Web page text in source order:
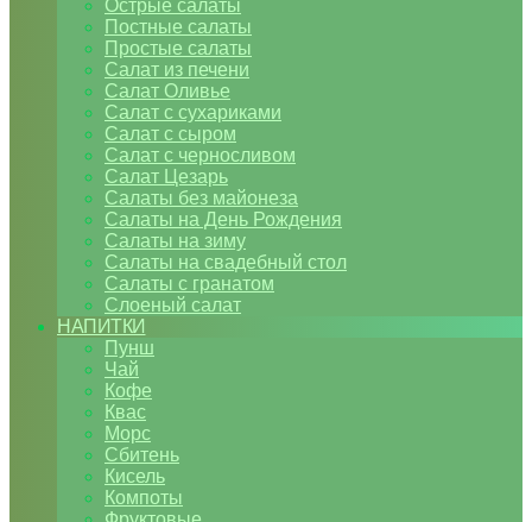
Острые салаты
Постные салаты
Простые салаты
Салат из печени
Салат Оливье
Салат с сухариками
Салат с сыром
Салат с черносливом
Салат Цезарь
Салаты без майонеза
Салаты на День Рождения
Салаты на зиму
Салаты на свадебный стол
Салаты с гранатом
Слоеный салат
НАПИТКИ
Пунш
Чай
Кофе
Квас
Морс
Сбитень
Кисель
Компоты